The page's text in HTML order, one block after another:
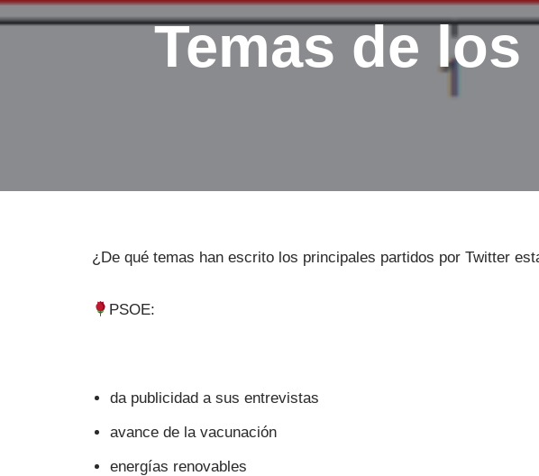
Temas de
¿De qué temas han escrito los principales partidos por Twitter
PSOE:
da publicidad a sus entrevistas
avance de la vacunación
energías renovables